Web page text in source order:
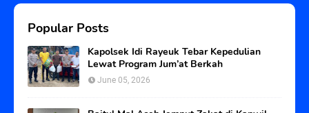
Popular Posts
Kapolsek Idi Rayeuk Tebar Kepedulian
Lewat Program Jum’at Berkah
June 05, 2026